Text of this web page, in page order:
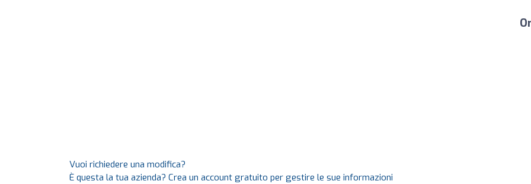
Vuoi richiedere una modifica?
È questa la tua azienda? Crea un account gratuito per gestire le sue informazioni